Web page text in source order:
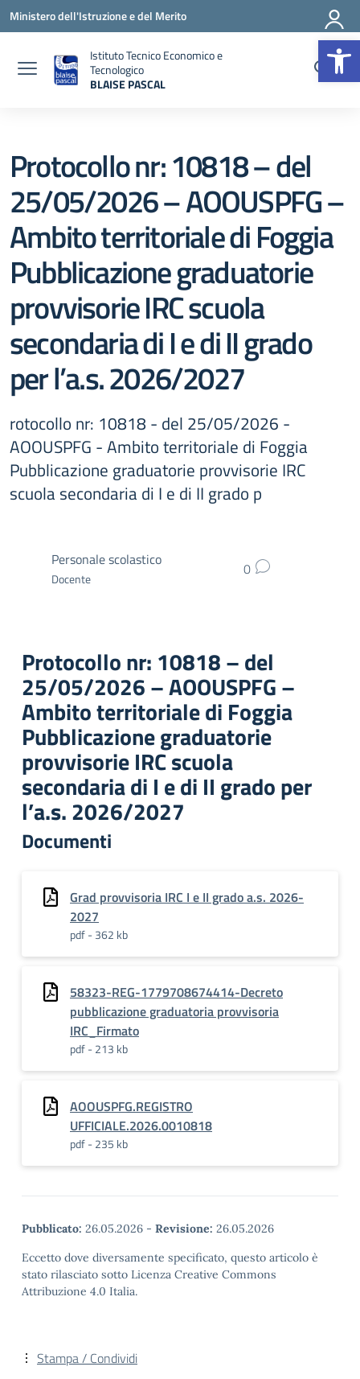
Vai ai contenuti
Vai al menu di navigazione
Vai al footer
Ministero dell'Istruzione e del Merito
Istituto Tecnico Economico e
Tecnologico
BLAISE PASCAL
Protocollo nr: 10818 – del
25/05/2026 – AOOUSPFG –
Ambito territoriale di Foggia
Pubblicazione graduatorie
provvisorie IRC scuola
secondaria di I e di II grado
per l’a.s. 2026/2027
rotocollo nr: 10818 - del 25/05/2026 -
AOOUSPFG - Ambito territoriale di Foggia
Pubblicazione graduatorie provvisorie IRC
scuola secondaria di I e di II grado p
Personale scolastico
Docente 0
Protocollo nr: 10818 – del
25/05/2026 – AOOUSPFG –
Ambito territoriale di Foggia
Pubblicazione graduatorie
provvisorie IRC scuola
secondaria di I e di II grado per
l’a.s. 2026/2027
Documenti
Grad provvisoria IRC I e II grado a.s. 2026-
2027
pdf - 362 kb
58323-REG-1779708674414-Decreto
pubblicazione graduatoria provvisoria
IRC_Firmato
pdf - 213 kb
AOOUSPFG.REGISTRO
UFFICIALE.2026.0010818
pdf - 235 kb
Pubblicato: 26.05.2026 - Revisione: 26.05.2026
Eccetto dove diversamente specificato, questo articolo è
stato rilasciato sotto Licenza Creative Commons
Attribuzione 4.0 Italia.
Stampa / Condividi